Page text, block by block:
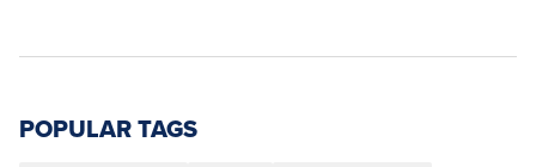
POPULAR TAGS